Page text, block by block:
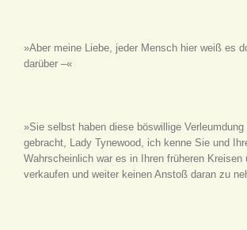
»Aber meine Liebe, jeder Mensch hier weiß es
darüber –«
»Sie selbst haben diese böswillige
gebracht, Lady Tynewood, ich kenne Sie und
Wahrscheinlich war es in Ihren früheren
verkaufen und weiter keinen Anstoß daran zu